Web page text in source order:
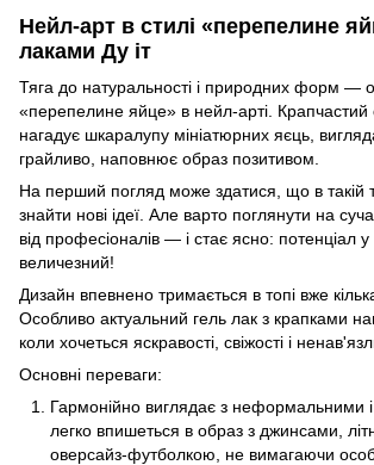
Нейл-арт в стилі «перепелине
лаками Ду іт
Тяга до натуральності і природних форм —
«перепелине яйце» в нейл-арті.
нагадує шкаралупу мініатюрних яєць,
грайливо, наповнює образ позитивом.
На перший погляд може здатися, що в такій
знайти нові ідеї. Але варто поглянути на
від професіоналів — і стає ясно: потенціал у
величезний!
Дизайн впевнено тримається в топі вже
Особливо актуальний гель лак з крапками
коли хочеться яскравості, свіжості і
Основні переваги:
Гармонійно виглядає з неформальними
легко впишеться в образ з джинсами,
оверсайз-футболкою, не вимагаючи